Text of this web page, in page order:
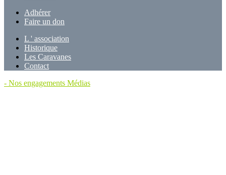
Adhérer
Faire un don
L ' association
Historique
Les Caravanes
Contact
- Nos engagements Médias